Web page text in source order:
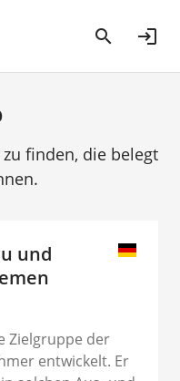
search login
finden, die belegt
und
Zielgruppe der
entwickelt. Er